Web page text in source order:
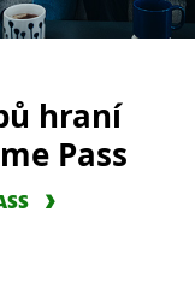
hraní
Pass